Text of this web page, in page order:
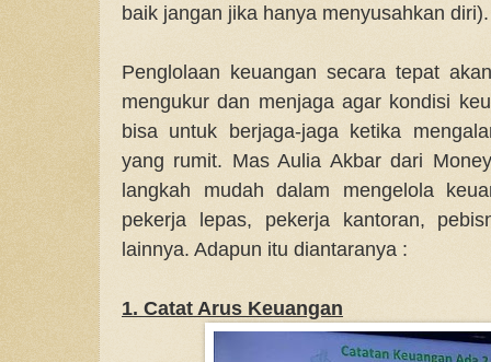
baik jangan jika hanya menyusahkan diri).
Penglolaan keuangan secara tepat
mengukur dan menjaga agar kondisi
bisa untuk berjaga-jaga ketika
yang rumit. Mas Aulia Akbar dari
langkah mudah dalam mengelola
pekerja lepas, pekerja kantoran,
lainnya. Adapun itu diantaranya :
1. Catat Arus Keuangan